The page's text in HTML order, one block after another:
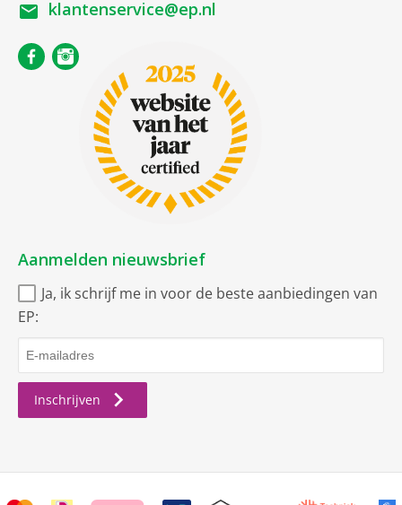
Energie-efficiëntieklasse
Netto afmetingen
netto diepte
58 cm
netto gewicht
74 kg
84.5 cm
Intensief
Eco
Wol / handwas
Synthetisch
klantenservice@ep.nl
Aanmelden nieuwsbrief
Ja, ik schrijf me in voor de beste aanbiedingen van
EP:
Inschrijven